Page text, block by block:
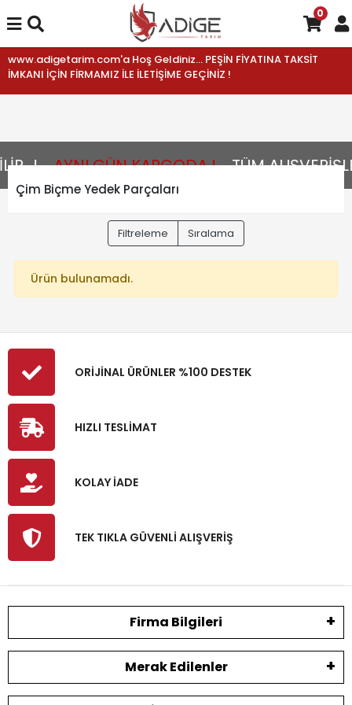
www.adigetarim.com'a Hoş Geldiniz... PEŞİN FİYATINA TAKSİT
İMKANI İÇİN FİRMAMIZ İLE İLETİŞİME GEÇİNİZ !
AYNI GÜN KARGODA ! TÜM
0
Çim Biçme Yedek Parçaları
Filtreleme Sıralama
Ürün bulunamadı.
ORİJİNAL ÜRÜNLER %100 DESTEK
HIZLI TESLİMAT
KOLAY İADE
TEK TIKLA GÜVENLİ ALIŞVERİŞ
Firma Bilgileri
Merak Edilenler